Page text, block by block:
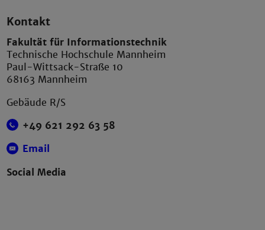
Kontakt
Fakultät für Informationstechnik
Technische Hochschule Mannheim
Paul-Wittsack-Straße 10
68163 Mannheim
Gebäude R/S
+49 621 292 63 58
Email
Social Media